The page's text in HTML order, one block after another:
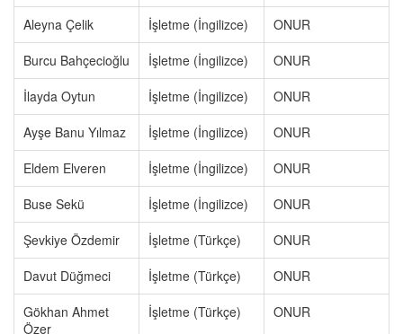
Aleyna Çelik
İşletme (İngilizce)
ONUR
Burcu Bahçecioğlu
İşletme (İngilizce)
ONUR
İlayda Oytun
İşletme (İngilizce)
ONUR
Ayşe Banu Yılmaz
İşletme (İngilizce)
ONUR
Eldem Elveren
İşletme (İngilizce)
ONUR
Buse Sekü
İşletme (İngilizce)
ONUR
Şevkiye Özdemir
İşletme (Türkçe)
ONUR
Davut Düğmeci
İşletme (Türkçe)
ONUR
Gökhan Ahmet
Özer
İşletme (Türkçe) ONUR